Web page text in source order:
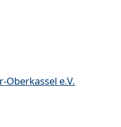
Oberkassel e.V.